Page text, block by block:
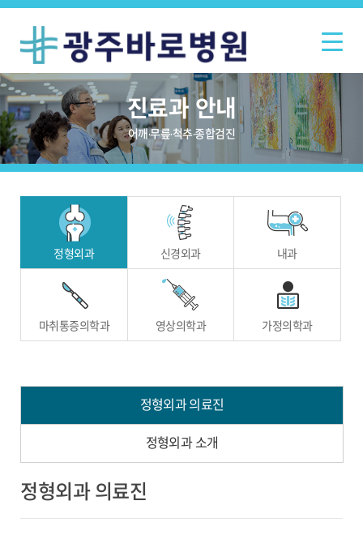
진료과 안내
어깨·무릎·척추·종합검진
정형외과 신경외과 내과
마취통증의학과 영상의학과 가정의학과
정형외과 의료진
정형외과 소개
정형외과 의료진